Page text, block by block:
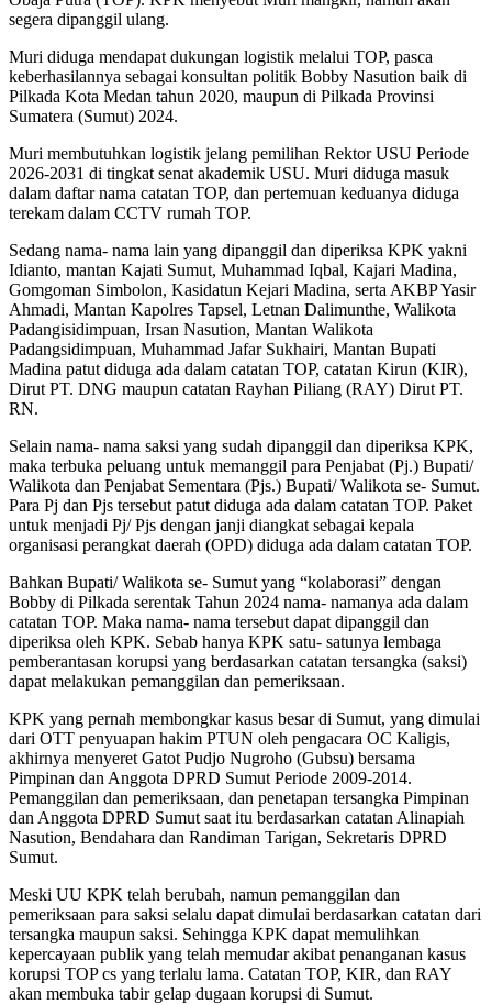
segera dipanggil ulang.
Muri diduga mendapat dukungan logistik melalui TOP, pasca
keberhasilannya sebagai konsultan politik Bobby Nasution baik di
Pilkada Kota Medan tahun 2020, maupun di Pilkada Provinsi
Sumatera (Sumut) 2024.
Muri membutuhkan logistik jelang pemilihan Rektor USU Periode
2026-2031 di tingkat senat akademik USU. Muri diduga masuk
dalam daftar nama catatan TOP, dan pertemuan keduanya diduga
terekam dalam CCTV rumah TOP.
Sedang nama- nama lain yang dipanggil dan diperiksa KPK yakni
Idianto, mantan Kajati Sumut, Muhammad Iqbal, Kajari Madina,
Gomgoman Simbolon, Kasidatun Kejari Madina, serta AKBP Yasir
Ahmadi, Mantan Kapolres Tapsel, Letnan Dalimunthe, Walikota
Padangisidimpuan, Irsan Nasution, Mantan Walikota
Padangsidimpuan, Muhammad Jafar Sukhairi, Mantan Bupati
Madina patut diduga ada dalam catatan TOP, catatan Kirun (KIR),
Dirut PT. DNG maupun catatan Rayhan Piliang (RAY) Dirut PT.
RN.
Selain nama- nama saksi yang sudah dipanggil dan diperiksa KPK,
maka terbuka peluang untuk memanggil para Penjabat (Pj.) Bupati/
Walikota dan Penjabat Sementara (Pjs.) Bupati/ Walikota se- Sumut.
Para Pj dan Pjs tersebut patut diduga ada dalam catatan TOP. Paket
untuk menjadi Pj/ Pjs dengan janji diangkat sebagai kepala
organisasi perangkat daerah (OPD) diduga ada dalam catatan TOP.
Bahkan Bupati/ Walikota se- Sumut yang “kolaborasi” dengan
Bobby di Pilkada serentak Tahun 2024 nama- namanya ada dalam
catatan TOP. Maka nama- nama tersebut dapat dipanggil dan
diperiksa oleh KPK. Sebab hanya KPK satu- satunya lembaga
pemberantasan korupsi yang berdasarkan catatan tersangka (saksi)
dapat melakukan pemanggilan dan pemeriksaan.
KPK yang pernah membongkar kasus besar di Sumut, yang dimulai
dari OTT penyuapan hakim PTUN oleh pengacara OC Kaligis,
akhirnya menyeret Gatot Pudjo Nugroho (Gubsu) bersama
Pimpinan dan Anggota DPRD Sumut Periode 2009-2014.
Pemanggilan dan pemeriksaan, dan penetapan tersangka Pimpinan
dan Anggota DPRD Sumut saat itu berdasarkan catatan Alinapiah
Nasution, Bendahara dan Randiman Tarigan, Sekretaris DPRD
Sumut.
Meski UU KPK telah berubah, namun pemanggilan dan
pemeriksaan para saksi selalu dapat dimulai berdasarkan catatan dari
tersangka maupun saksi. Sehingga KPK dapat memulihkan
kepercayaan publik yang telah memudar akibat penanganan kasus
korupsi TOP cs yang terlalu lama. Catatan TOP, KIR, dan RAY
akan membuka tabir gelap dugaan korupsi di Sumut.